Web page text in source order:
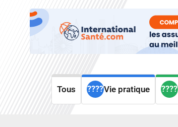
Tous Vie pratique